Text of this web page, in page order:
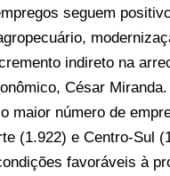
seguem
indireto na
César Miranda.
maior número de
(1.922) e Centro-Sul
favoráveis à